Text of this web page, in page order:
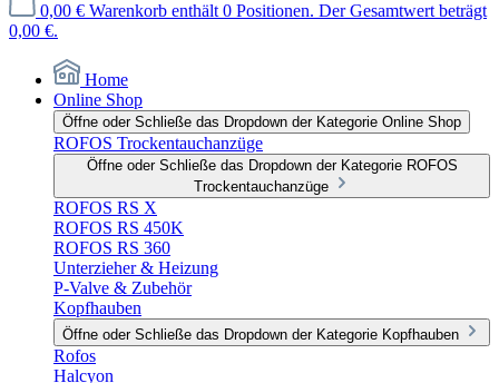
0,00 € Warenkorb enthält 0 Positionen. Der Gesamtwert beträgt
0,00 €.
Home
Online Shop
Öffne oder Schließe das Dropdown der Kategorie Online Shop
ROFOS Trockentauchanzüge
Öffne oder Schließe das Dropdown der Kategorie ROFOS
Trockentauchanzüge
ROFOS RS X
ROFOS RS 450K
ROFOS RS 360
Unterzieher & Heizung
P-Valve & Zubehör
Kopfhauben
Öffne oder Schließe das Dropdown der Kategorie Kopfhauben
Rofos
Halcyon